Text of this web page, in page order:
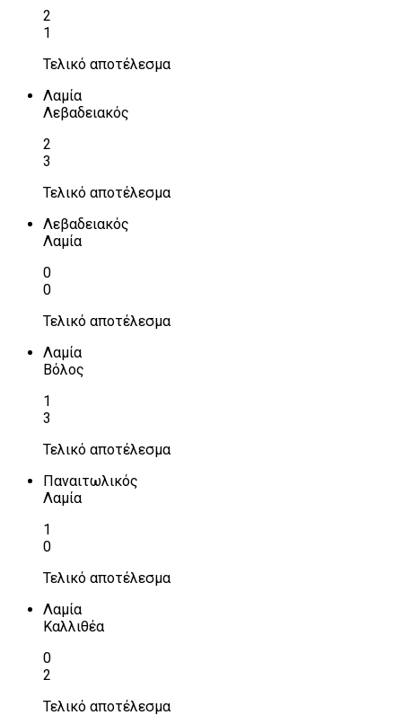
2
1
Τελικό αποτέλεσμα
Λαμία
Λεβαδειακός
2
3
Τελικό αποτέλεσμα
Λεβαδειακός
Λαμία
0
0
Τελικό αποτέλεσμα
Λαμία
Βόλος
1
3
Τελικό αποτέλεσμα
Παναιτωλικός
Λαμία
1
0
Τελικό αποτέλεσμα
Λαμία
Καλλιθέα
0
2
Τελικό αποτέλεσμα